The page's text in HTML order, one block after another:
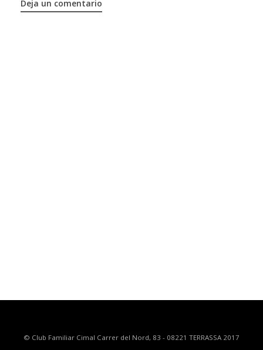
Deja un comentario
© Club Familiar Cimal Carrer del Nord, 83 - 08221 TERRASSA 2017